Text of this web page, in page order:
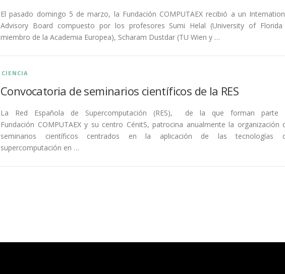
El pasado domingo 5 de marzo, la Fundación COMPUTAEX recibió a un
Advisory Board compuesto por los profesores Sumi Helal (University of
miembro de la Academia Europea), Scharam Dustdar (TU Wien y …
CIENCIA
Convocatoria de seminarios científicos de la RES
La Red Española de Supercomputación (RES), de la que forman parte
Fundación COMPUTAEX y su centro CénitS, patrocina anualmente la organización
seminarios científicos centrados en la aplicación de las tecnologías
supercomputación en …